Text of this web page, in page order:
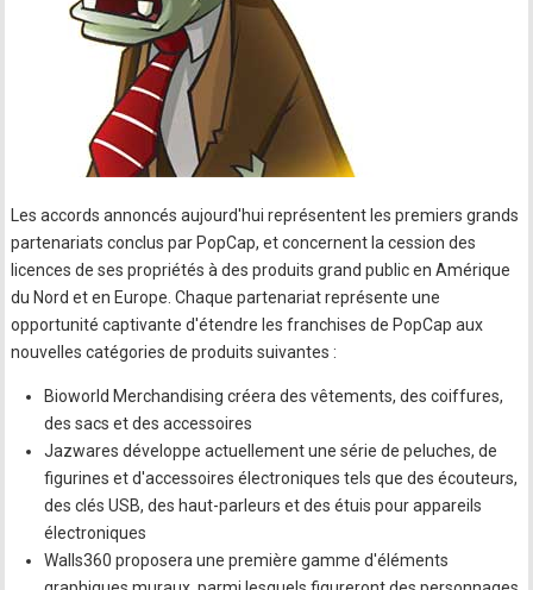
Les accords annoncés aujourd'hui représentent les premiers grands
partenariats conclus par PopCap, et concernent la cession des
licences de ses propriétés à des produits grand public en Amérique
du Nord et en Europe. Chaque partenariat représente une
opportunité captivante d'étendre les franchises de PopCap aux
nouvelles catégories de produits suivantes :
Bioworld Merchandising créera des vêtements, des coiffures,
des sacs et des accessoires
Jazwares développe actuellement une série de peluches, de
figurines et d'accessoires électroniques tels que des écouteurs,
des clés USB, des haut-parleurs et des étuis pour appareils
électroniques
Walls360 proposera une première gamme d'éléments